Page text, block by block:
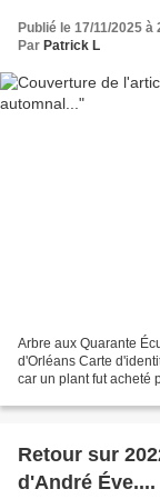
Publié le 17/11/2025 à
Par Patrick L
Arbre aux Quarante
d'Orléans Carte
car un plant fut acheté
Retour sur
d'André Éve....